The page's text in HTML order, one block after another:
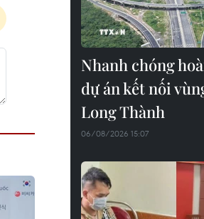
Nhanh chóng
dự án kết nối
Long Thành
06/08/2026 15:07